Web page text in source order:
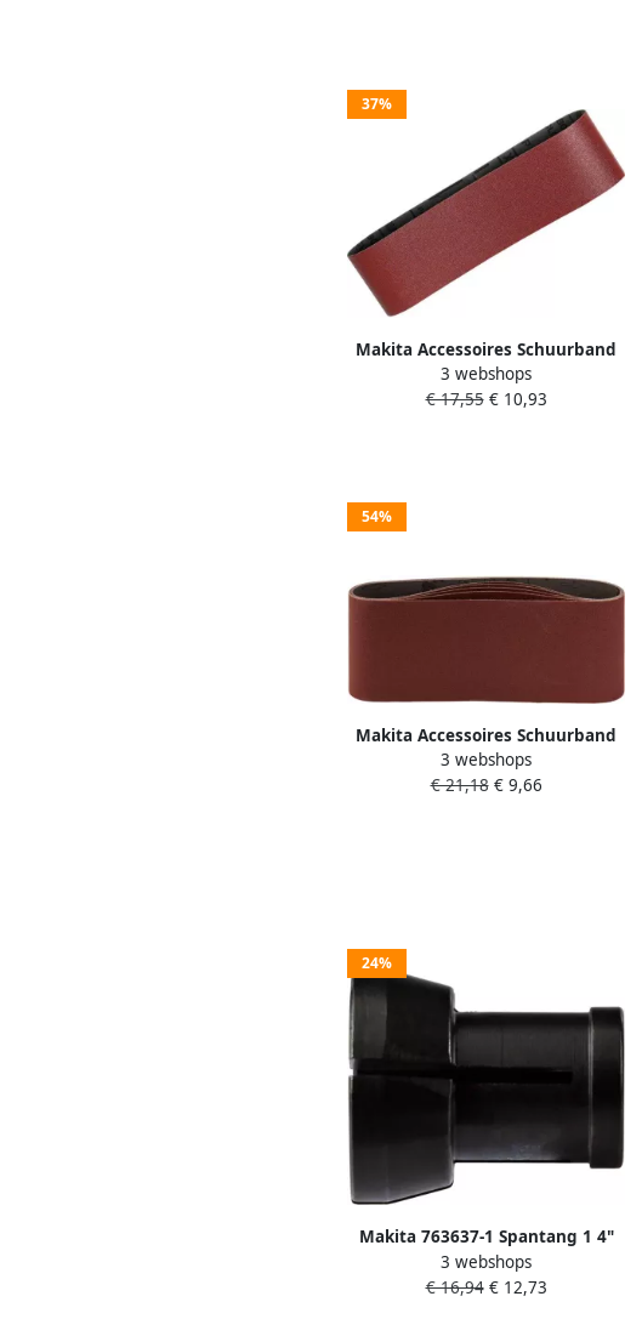
37%
Makita Accessoires Schuurband
K40 76x610 Red P-37312
3 webshops
€ 17,55€ 10,93
54%
Makita Accessoires Schuurband
610 x 100 mm red K80 100x610
Red P-36902
3 webshops
€ 21,18€ 9,66
24%
Makita 763637-1 Spantang 1 4"
bovenfrees | Mtools
3 webshops
€ 16,94€ 12,73